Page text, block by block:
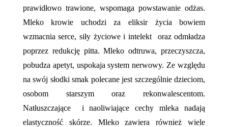
prawidłowo trawione, wspomaga powstawanie odżas.
Mleko krowie uchodzi za eliksir życia bowiem
wzmacnia serce, siły życiowe i intelekt
oraz odmładza
poprzez redukcję pitta. Mleko odtruwa, przeczyszcza,
pobudza apetyt, uspokaja system nerwowy. Ze względu
na swój słodki smak polecane jest szczególnie dzieciom,
osobom starszym oraz rekonwalescentom.
Natłuszczające
i naoliwiające cechy mleka nadają
elastyczność skórze. Mleko zawiera również wiele